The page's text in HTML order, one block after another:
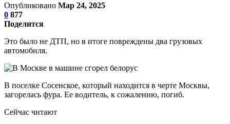
Опубликовано Мар 24, 2025
0 877
Поделится
Это было не ДТП, но в итоге повреждены два грузовых
автомобиля.
В поселке Сосенское, который находится в черте Москвы,
загорелась фура. Ее водитель, к сожалению, погиб.
Сейчас читают